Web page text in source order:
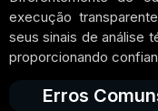
execução
seus sinais de análise
proporcionando
Erros